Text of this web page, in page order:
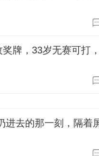
牌，33岁无赛可打
进去的那一刻，隔着